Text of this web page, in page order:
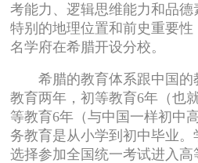
考能力、逻辑思维能力和品
特别的地理位置和前史重要
名学府在希腊开设分校。
希腊的教育体系跟中国的
教育两年，初等教育6年（也
等教育6年（与中国一样初中
务教育是从小学到初中毕业
选择参加全国统一考试进入